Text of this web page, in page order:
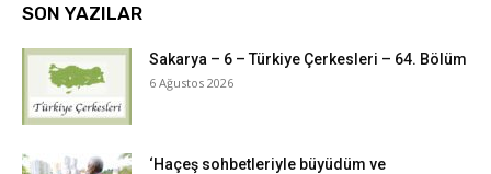
SON YAZILAR
Sakarya – 6 – Türkiye Çerkesleri – 64. Bölüm
6 Ağustos 2026
‘Haçeş sohbetleriyle büyüdüm ve